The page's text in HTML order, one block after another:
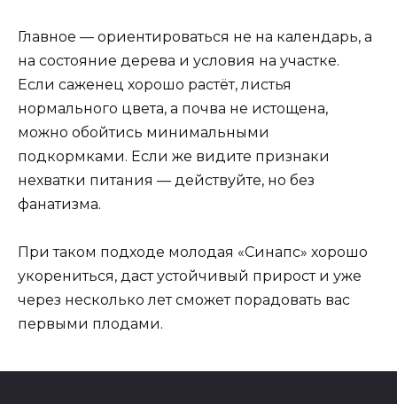
Главное — ориентироваться не на календарь, а
на состояние дерева и условия на участке.
Если саженец хорошо растёт, листья
нормального цвета, а почва не истощена,
можно обойтись минимальными
подкормками. Если же видите признаки
нехватки питания — действуйте, но без
фанатизма.
При таком подходе молодая «Синапс» хорошо
укорениться, даст устойчивый прирост и уже
через несколько лет сможет порадовать вас
первыми плодами.